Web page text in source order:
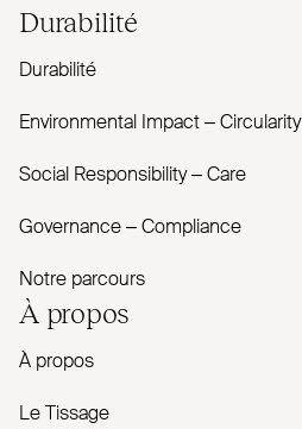
Durabilité
Durabilité
Envi­ronmental Impact – Cir­cularity
Social Responsibility – Care
Governance – Com­pliance
Notre parcours
À propos
À propos
Le Tissage